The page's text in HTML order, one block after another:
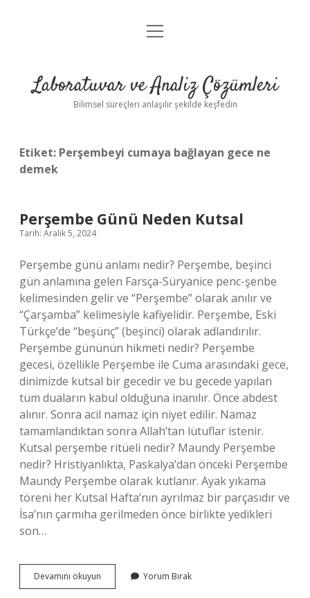
Anasayfa
Yasal Uyarı
menüyü
Laboratuvar ve Analiz Çözümleri
Bilimsel süreçleri anlaşılır şekilde keşfedin
Etiket: Perşembeyi cumaya bağlayan gece ne
demek
Perşembe Günü Neden Kutsal
Tarih: Aralık 5, 2024
Perşembe günü anlamı nedir? Perşembe, beşinci
gün anlamına gelen Farsça-Süryanice penc-şenbe
kelimesinden gelir ve “Perşembe” olarak anılır ve
“Çarşamba” kelimesiyle kafiyelidir. Perşembe, Eski
Türkçe’de “beşünç” (beşinci) olarak adlandırılır.
Perşembe gününün hikmeti nedir? Perşembe
gecesi, özellikle Perşembe ile Cuma arasındaki gece,
dinimizde kutsal bir gecedir ve bu gecede yapılan
tüm duaların kabul olduğuna inanılır. Önce abdest
alınır. Sonra acil namaz için niyet edilir. Namaz
tamamlandıktan sonra Allah’tan lütuflar istenir.
Kutsal perşembe ritüeli nedir? Maundy Perşembe
nedir? Hristiyanlıkta, Paskalya’dan önceki Perşembe
Maundy Perşembe olarak kutlanır. Ayak yıkama
töreni her Kutsal Hafta’nın ayrılmaz bir parçasıdır ve
İsa’nın çarmıha gerilmeden önce birlikte yedikleri
son…
Devamını okuyun Perşembe
Günü
Yorum Bırak